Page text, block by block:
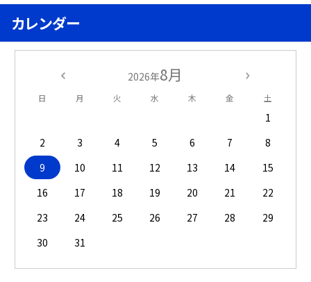
カレンダー
2026年8月
日 月 火 水 木 金 土
1
2
3 4 5 6 7
8
9
10 11 12 13 14
15
16
17 18 19 20 21
22
23
24 25 26 27 28
29
30
31